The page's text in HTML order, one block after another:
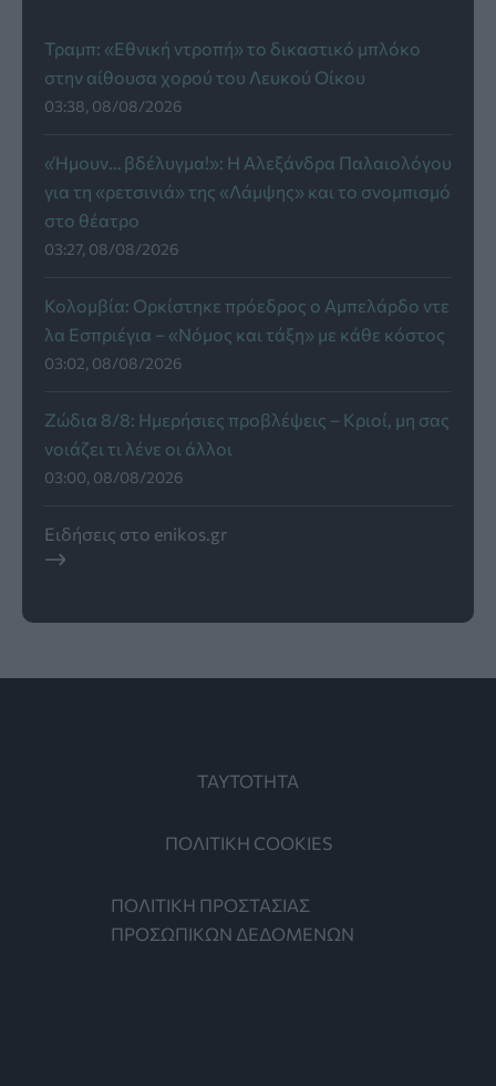
Τραμπ: «Εθνική ντροπή» το δικαστικό μπλόκο
στην αίθουσα χορού του Λευκού Οίκου
03:38, 08/08/2026
«Ήμουν… βδέλυγμα!»: Η Αλεξάνδρα Παλαιολόγου
για τη «ρετσινιά» της «Λάμψης» και το σνομπισμό
στο θέατρο
03:27, 08/08/2026
Κολομβία: Ορκίστηκε πρόεδρος ο Αμπελάρδο ντε
λα Εσπριέγια – «Νόμος και τάξη» με κάθε κόστος
03:02, 08/08/2026
Ζώδια 8/8: Ημερήσιες προβλέψεις – Κριοί, μη σας
νοιάζει τι λένε οι άλλοι
03:00, 08/08/2026
Ειδήσεις στο enikos.gr
ΤΑΥΤΟΤΗΤΑ
ΠΟΛΙΤΙΚΗ COOKIES
ΠΟΛΙΤΙΚΗ ΠΡΟΣΤΑΣΙΑΣ
ΠΡΟΣΩΠΙΚΩΝ ΔΕΔΟΜΕΝΩΝ